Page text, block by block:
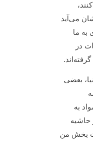
می‌آید
به ما
در
بعضی
به
حاشیه
بخش من